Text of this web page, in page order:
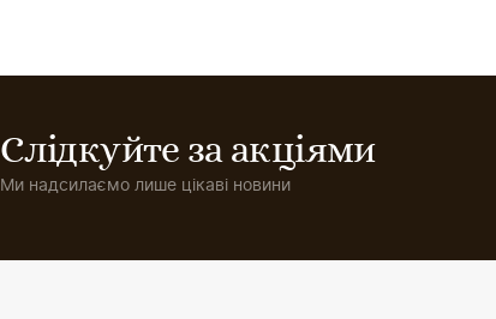
Слідкуйте за акціями
Ми надсилаємо лише цікаві новини